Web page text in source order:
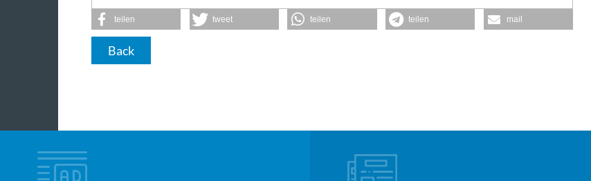
teilen tweet teilen teilen mail
Back